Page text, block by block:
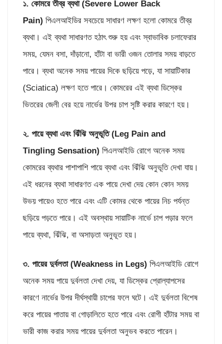
১. কোমরে তীব্র ব্যথা (Severe Lower Back
Pain) পিএলআইডির সবচেয়ে সাধারণ লক্ষণ হলো কোমরে তীব্র
ব্যথা। এই ব্যথা সাধারণত হঠাৎ শুরু হয় এবং স্বাভাবিক চলাফেরার
সময়, যেমন বসা, দাঁড়ানো, হাঁটা বা ভারী ওজন তোলার সময় বাড়তে
পারে। ব্যথা অনেক সময় পায়ের দিকে ছড়িয়ে পড়ে, যা সায়াটিকার
(Sciatica) লক্ষণ হতে পারে। কোমরের এই ব্যথা ডিস্কের
ভিতরের জেলী বের হয়ে নার্ভের উপর চাপ সৃষ্টি করার কারণে হয়।
২. পায়ে ব্যথা এবং ঝিঁঝি অনুভূতি (Leg Pain and
Tingling Sensation) পিএলআইডি রোগে অনেক সময়
কোমরের ব্যথার পাশাপাশি পায়ে ব্যথা এবং ঝিঁঝি অনুভূতি দেখা যায়।
এই ধরনের ব্যথা সাধারণত এক পায়ে দেখা দেয় কোন কোন সময়
উভয় পায়েও হতে পারে এবং এটি কোমর থেকে পায়ের নিচ পর্যন্ত
ছড়িয়ে পড়তে পারে। এই অবস্থায় সায়াটিক নার্ভে চাপ পড়ার ফলে
পায়ে ব্যথা, ঝিঁঝি, বা অসাড়তা অনুভূত হয়।
৩. পায়ের দুর্বলতা (Weakness in Legs) পিএলআইডি রোগে
অনেক সময় পায়ে দুর্বলতা দেখা দেয়, যা ডিস্কের প্রোল্যাপসের
কারণে নার্ভের উপর দীর্ঘস্থায়ী চাপের ফলে ঘটে। এই দুর্বলতা বিশেষ
করে পায়ের পাতায় বা গোড়ালিতে হতে পারে এবং রোগী হাঁটার সময় বা
ভারী কাজ করার সময় পায়ের দুর্বলতা অনুভব করতে পারেন।